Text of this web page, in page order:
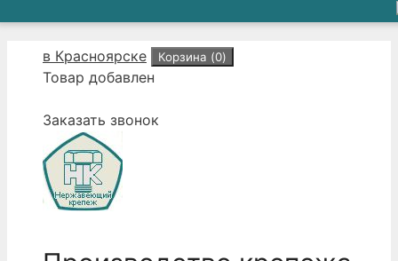
Перейтив Красноярске Корзина (0)
Товар добавлен
Заказать звонок